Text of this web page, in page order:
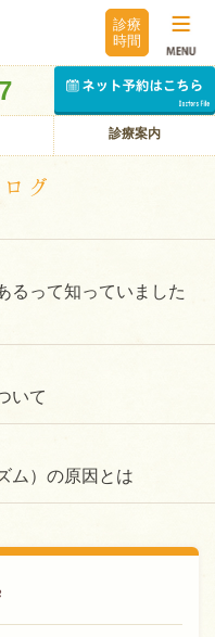
診療
時間
診療案内
グ
るって知っていました
いて
ム）の原因とは